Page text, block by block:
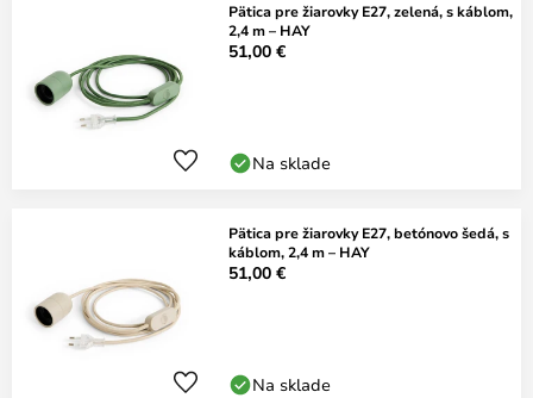
Pätica pre žiarovky E27, zelená, s káblom,
2,4 m – HAY
51,00 €
Na sklade
Pätica pre žiarovky E27, betónovo šedá, s
káblom, 2,4 m – HAY
51,00 €
Na sklade